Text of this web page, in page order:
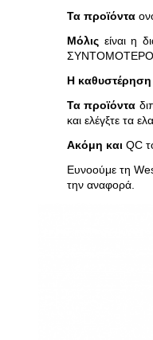
Τα προϊόντα
Μόλις είναι η
ΣΥΝΤΟΜΟΤΕΡΟ
Η καθυστέρηση
Τα προϊόντα
και ελέγξτε τα
Ακόμη και QC
Ευνοούμε τη
την αναφορά.